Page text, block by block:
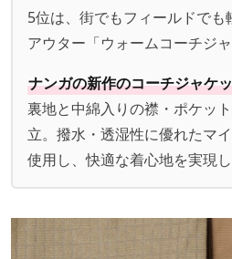
5位は、街でもフィールドでも
アウター「ウォームコーチジャ
ナンガの新作のコーチジャケ
裏地と中綿入りの襟・ポケッ
立。撥水・透湿性に優れたマ
使用し、快適な着心地を実現し